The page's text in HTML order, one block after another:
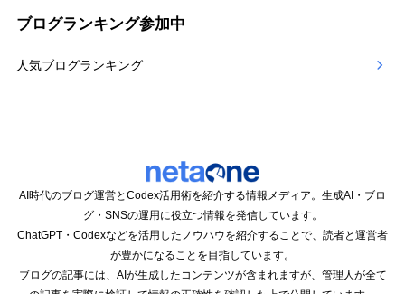
ブログランキング参加中
人気ブログランキング
AI時代のブログ運営とCodex活用術を紹介する情報メディア。生成AI・ブロ
グ・SNSの運用に役立つ情報を発信しています。
ChatGPT・Codexなどを活用したノウハウを紹介することで、読者と運営者
が豊かになることを目指しています。
ブログの記事には、AIが生成したコンテンツが含まれますが、管理人が全て